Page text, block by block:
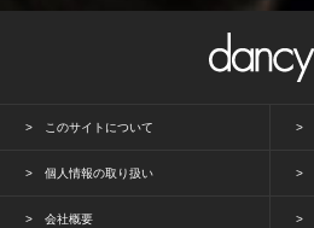
このサイトについて
個人情報の取り扱い
会社概要